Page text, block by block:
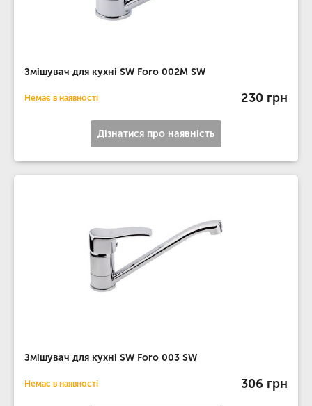
Змішувач для кухні SW Foro 002М SW
Немає в наявності 230 грн
Дізнатися про наявність
Змішувач для кухні SW Foro 003 SW
Немає в наявності 306 грн